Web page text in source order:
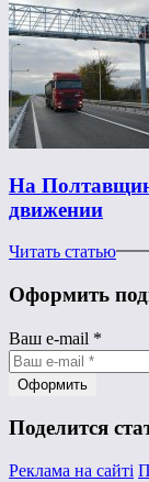
На
движении
Читать статью
Оформить
Ваш e-mail *
Поделится
Реклама на сайті